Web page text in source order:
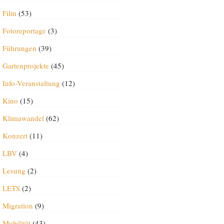
Film(53)
Fotoreportage(3)
Führungen (39)
Gartenprojekte(45)
Info-Veranstaltung (12)
Kino (15)
Klimawandel(62)
Konzert(11)
LBV(4)
Lesung (2)
LETS(2)
Migration (9)